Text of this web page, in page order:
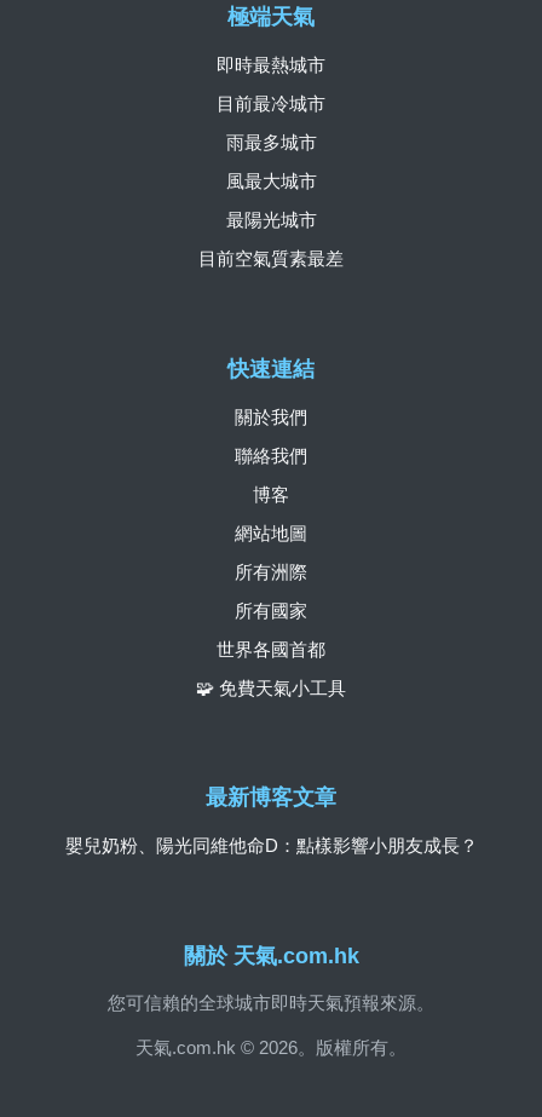
關於 天氣.com.hk
您可信賴的全球城市即時天氣預報來源。
天氣.com.hk © 2026。版權所有。
快速連結
關於我們
聯絡我們
博客
網站地圖
所有洲際
所有國家
世界各國首都
🧩 免費天氣小工具
極端天氣
即時最熱城市
目前最冷城市
雨最多城市
風最大城市
最陽光城市
目前空氣質素最差
最新博客文章
嬰兒奶粉、陽光同維他命D：點樣影響小朋友成長？